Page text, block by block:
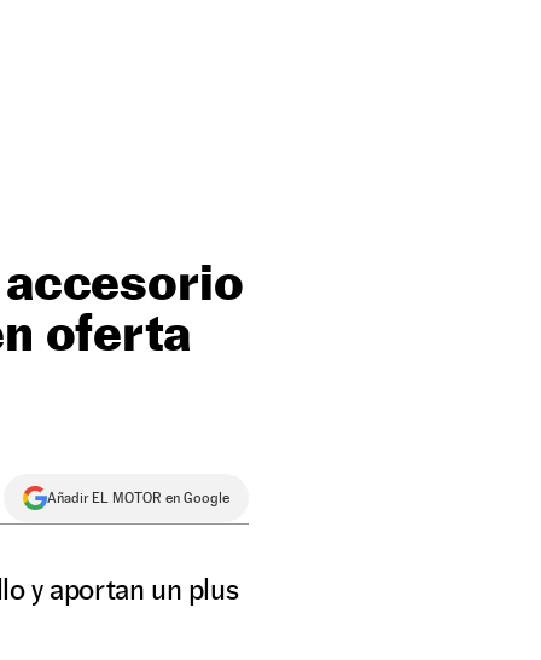
accesorio
oferta
Añadir EL MOTOR en Google
y aportan un plus